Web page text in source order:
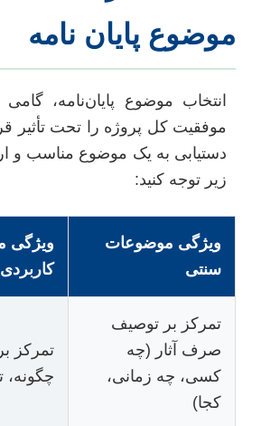
پایان نامه
انتخاب موضوع پایان‌نامه، گامی
موفقیت کل پروژه را تحت تأثیر
دستیابی به یک موضوع مناسب و
زیر توجه کنید:
ویژگی موضوعات
سنتی
ویژگی
کاربردی
تمرکز بر توصیف
صرف آثار (چه
کسی، چه زمانی،
کجا)
تمرکز بر
چگونه،